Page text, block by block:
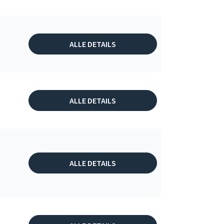
ALLE DETAILS
ALLE DETAILS
ALLE DETAILS